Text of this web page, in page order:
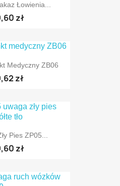
Łowienia...
zł
Medyczny ZB06
zł
Pies ZP05...
zł